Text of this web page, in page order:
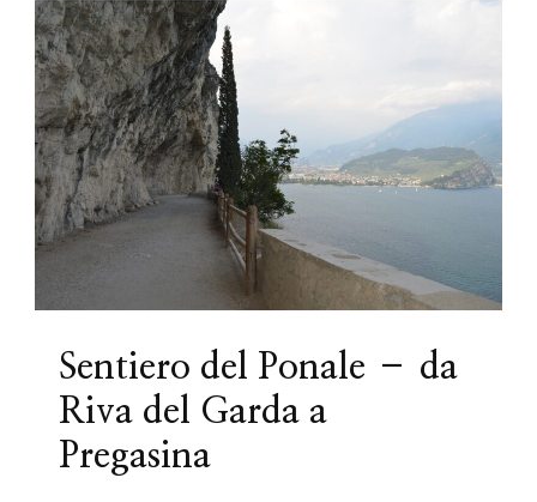
Sentiero del Ponale – da
Riva del Garda a
Pregasina